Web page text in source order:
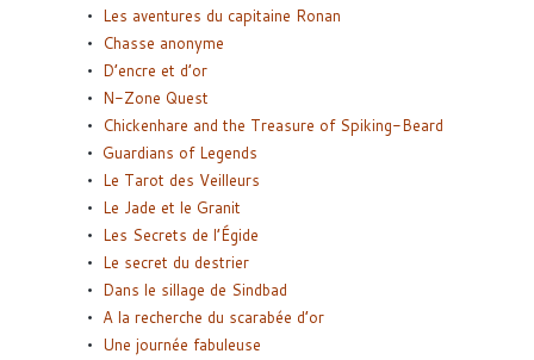
Les aventures du capitaine Ronan
Chasse anonyme
D’encre et d’or
N-Zone Quest
Chickenhare and the Treasure of Spiking-Beard
Guardians of Legends
Le Tarot des Veilleurs
Le Jade et le Granit
Les Secrets de l’Égide
Le secret du destrier
Dans le sillage de Sindbad
A la recherche du scarabée d’or
Une journée fabuleuse